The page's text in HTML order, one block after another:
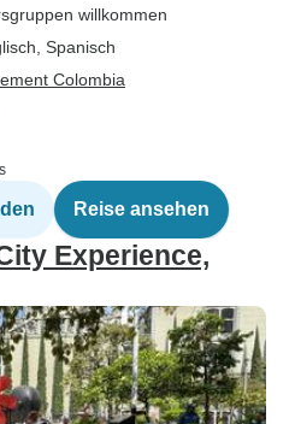
willkommen
Spanisch
Colombia
Reise ansehen
Experience,